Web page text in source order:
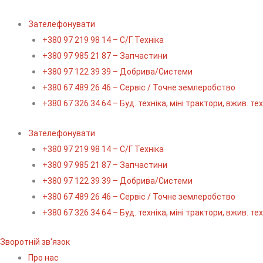
Зателефонувати
+380 97 219 98 14 – С/Г Техніка
+380 97 985 21 87 – Запчастини
+380 97 122 39 39 – Добрива/Cистеми
+380 67 489 26 46 – Сервіс / Точне землеробство
+380 67 326 34 64 – Буд. техніка, міні трактори, вжив.
Зателефонувати
+380 97 219 98 14 – С/Г Техніка
+380 97 985 21 87 – Запчастини
+380 97 122 39 39 – Добрива/Cистеми
+380 67 489 26 46 – Сервіс / Точне землеробство
+380 67 326 34 64 – Буд. техніка, міні трактори, вжив.
Зворотній зв'язок
Про нас